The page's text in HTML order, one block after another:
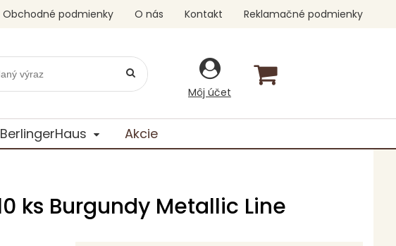
Môj účet
Obchodné podmienky O nás Kontakt Reklamačné podmienky
BerlingerHaus Akcie
ks Burgundy Metallic Line